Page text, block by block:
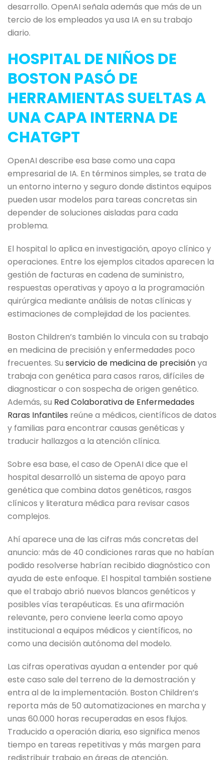
desarrollo. OpenAI señala además que más de un
tercio de los empleados ya usa IA en su trabajo
diario.
HOSPITAL DE NIÑOS DE
BOSTON PASÓ DE
HERRAMIENTAS SUELTAS A
UNA CAPA INTERNA DE
CHATGPT
OpenAI describe esa base como una capa
empresarial de IA. En términos simples, se trata de
un entorno interno y seguro donde distintos equipos
pueden usar modelos para tareas concretas sin
depender de soluciones aisladas para cada
problema.
El hospital lo aplica en investigación, apoyo clínico y
operaciones. Entre los ejemplos citados aparecen la
gestión de facturas en cadena de suministro,
respuestas operativas y apoyo a la programación
quirúrgica mediante análisis de notas clínicas y
estimaciones de complejidad de los pacientes.
Boston Children’s también lo vincula con su trabajo
en medicina de precisión y enfermedades poco
frecuentes. Su servicio de medicina de precisiónya
trabaja con genética para casos raros, difíciles de
diagnosticar o con sospecha de origen genético.
Además, su Red Colaborativa de Enfermedades
Raras Infantiles reúne a médicos, científicos de datos
y familias para encontrar causas genéticas y
traducir hallazgos a la atención clínica.
Sobre esa base, el caso de OpenAI dice que el
hospital desarrolló un sistema de apoyo para
genética que combina datos genéticos, rasgos
clínicos y literatura médica para revisar casos
complejos.
Ahí aparece una de las cifras más concretas del
anuncio: más de 40 condiciones raras que no habían
podido resolverse habrían recibido diagnóstico con
ayuda de este enfoque. El hospital también sostiene
que el trabajo abrió nuevos blancos genéticos y
posibles vías terapéuticas. Es una afirmación
relevante, pero conviene leerla como apoyo
institucional a equipos médicos y científicos, no
como una decisión autónoma del modelo.
Las cifras operativas ayudan a entender por qué
este caso sale del terreno de la demostración y
entra al de la implementación. Boston Children’s
reporta más de 50 automatizaciones en marcha y
unas 60.000 horas recuperadas en esos flujos.
Traducido a operación diaria, eso significa menos
tiempo en tareas repetitivas y más margen para